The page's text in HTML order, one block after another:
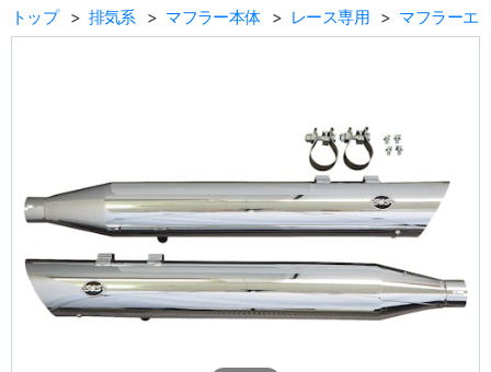
トップ
排気系 マフラー本体 レース専用 マフラーエ